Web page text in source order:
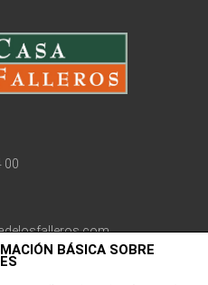
00
6
BÁSICA SOBRE